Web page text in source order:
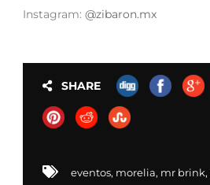
Instagram: @zibaron.mx
SHARE
eventos, morelia, mr brink,